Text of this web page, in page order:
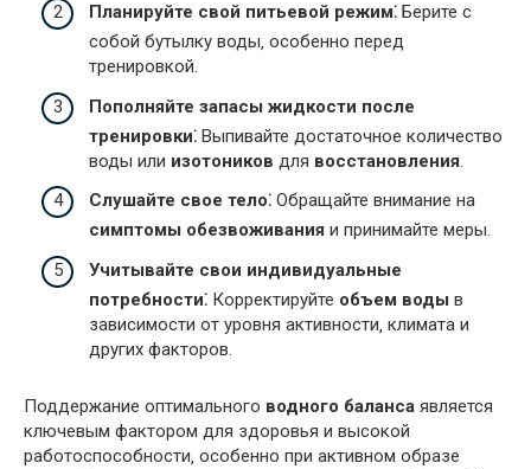
Планируйте свой питьевой режим⁚ Берите с
собой бутылку воды‚ особенно перед
тренировкой.
Пополняйте запасы жидкости после
тренировки⁚ Выпивайте достаточное количество
воды или изотоников для восстановления
Слушайте свое тело⁚ Обращайте внимание на
симптомы обезвоживания и принимайте меры.
Учитывайте свои индивидуальные
потребности⁚ Корректируйте объем воды в
зависимости от уровня активности‚ климата и
других факторов.
Поддержание оптимального водного баланса является
ключевым фактором для здоровья и высокой
работоспособности‚ особенно при активном образе